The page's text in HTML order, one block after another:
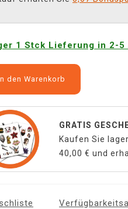
1 Stck Lieferung in 2-5
den Warenkorb
GRATIS
Kaufen Sie
40,00 € und